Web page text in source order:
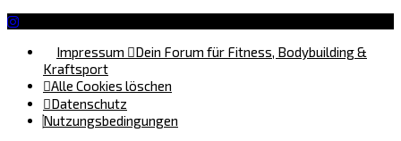
Impressum
Dein Forum für Fitness, Bodybuilding &
Kraftsport
Alle Cookies löschen
Datenschutz
Nutzungsbedingungen